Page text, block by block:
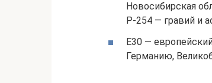
Новосибирская
Р-254 — гравий и
Е30 —
Германию,